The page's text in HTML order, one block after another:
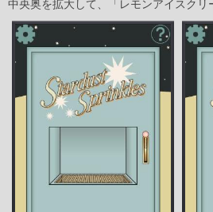
中央奥を拡大して、「レモンアイスクリ